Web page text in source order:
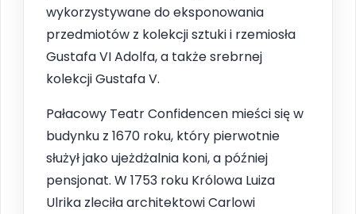
wykorzystywane do eksponowania
przedmiotów z kolekcji sztuki i rzemiosła
Gustafa VI Adolfa, a także srebrnej
kolekcji Gustafa V.
Pałacowy Teatr Confidencen mieści się w
budynku z 1670 roku, który pierwotnie
służył jako ujeżdżalnia koni, a później
pensjonat. W 1753 roku Królowa Luiza
Ulrika zleciła architektowi Carlowi